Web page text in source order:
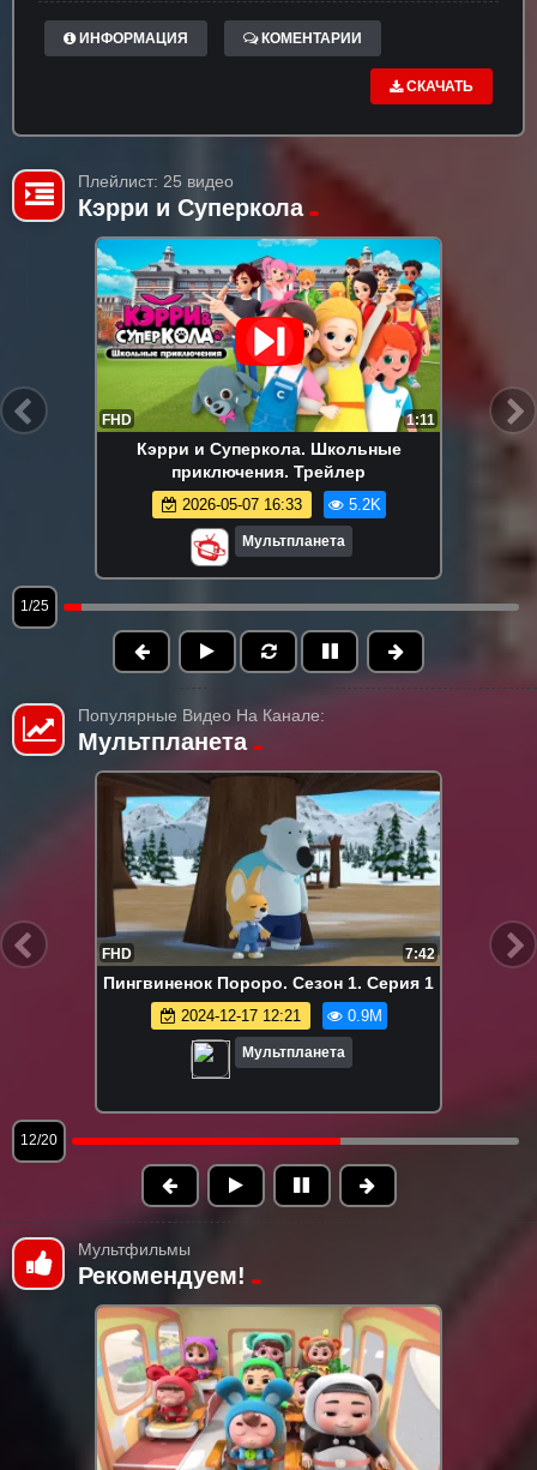
ИНФОРМАЦИЯ КОМЕНТАРИИ
СКАЧАТЬ
Плейлист: 25 видео
Кэрри и Суперкола
FHD 1:11
Кэрри и Суперкола. Школьные
приключения. Трейлер
2026-05-07 16:33 5.2K
Мультпланета
1/25
Популярные Видео На Канале:
Мультпланета
FHD 7:42
Пингвиненок Пороро. Сезон 1. Серия 1
2024-12-17 12:21 0.9M
Мультпланета
13/20
Мультфильмы
Рекомендуем!